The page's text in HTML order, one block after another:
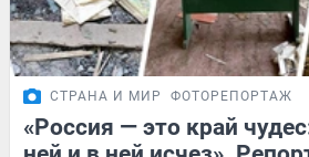
СТРАНА И МИР ФОТОРЕПОРТАЖ
«Россия — это край